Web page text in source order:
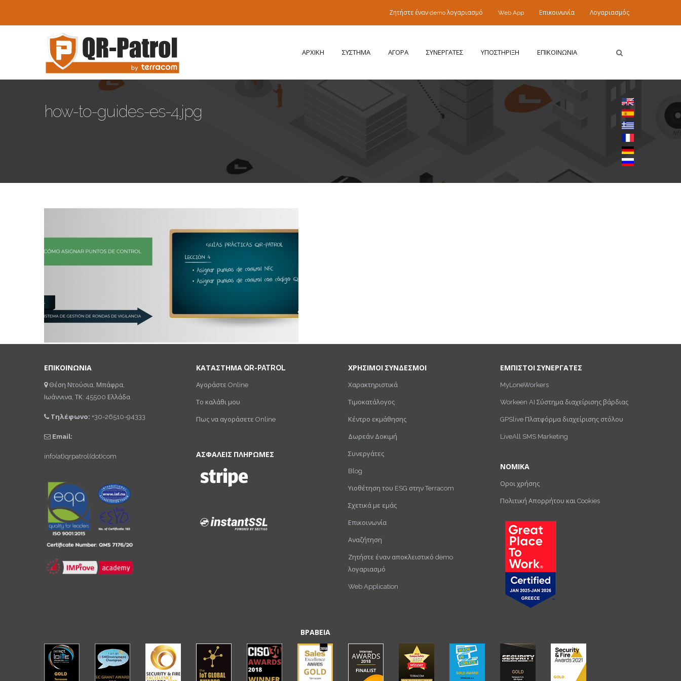
Ζητήστε έναν demo λογαριασμό Web App Επικοινωνία Λογαριασμός
ΑΡΧΙΚΗ ΣΥΣΤΗΜΑ ΑΓΟΡΑ ΣΥΝΕΡΓΑΤΕΣ ΥΠΟΣΤΗΡΙΞΗ ΕΠΙΚΟΙΝΩΝΙΑ
how-to-guides-es-4.jpg
ΕΠΙΚΟΙΝΩΝΙΑ
Θέση Ντούσια, Μπάφρα,
Ιωάννινα, ΤΚ: 45500 Ελλάδα
Τηλέφωνο: +30-26510-94333
Email:
info(at)qrpatrol(dot)com
ΚΑΤΑΣΤΗΜΑ QR-PATROL
Αγοράστε Online
Το καλάθι μου
Πως να αγοράσετε Online
ΑΣΦΑΛΕΙΣ ΠΛΗΡΩΜΕΣ
ΧΡΗΣΙΜΟΙ ΣΥΝΔΕΣΜΟΙ
Χαρακτηριστικά
Τιμοκατάλογος
Κέντρο εκμάθησης
Δωρεάν Δοκιμή
Συνεργάτες
Blog
Υιοθέτηση του ESG στην Terracom
Σχετικά με εμάς
Επικοινωνία
Αναζήτηση
Ζητήστε έναν αποκλειστικό demo
λογαριασμό
Web Application
ΕΜΠΙΣΤΟΙ ΣΥΝΕΡΓΑΤΕΣ
MyLoneWorkers
Workeen AI Σύστημα διαχείρισης βάρδιας
GPSlive Πλατφόρμα διαχείρισης στόλου
LiveAll SMS Marketing
ΝΟΜΙΚΑ
Οροι χρήσης
Πολιτική Απορρήτου και Cookies
ΒΡΑΒΕΙΑ